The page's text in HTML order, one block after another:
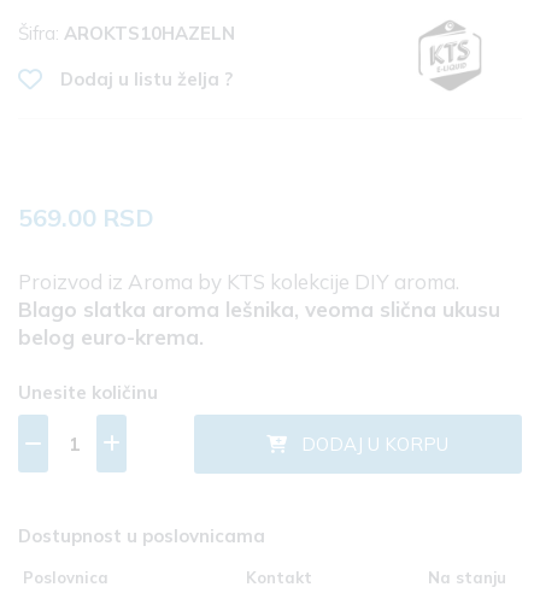
Šifra: AROKTS10HAZELN
Dodaj u listu želja ?
569.00 RSD
Proizvod iz Aroma by KTS kolekcije DIY aroma.
Blago slatka aroma lešnika, veoma slična ukusu
belog euro-krema.
Unesite količinu
DODAJ U KORPU
Dostupnost u poslovnicama
Poslovnica Kontakt
Na stanju